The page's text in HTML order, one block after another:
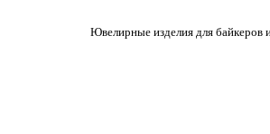
Ювелирные изделия для байкеров